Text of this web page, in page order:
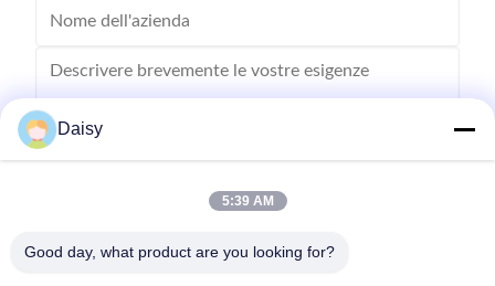
Inviare
Daisy
5:39 AM
Good day, what product are you looking for?